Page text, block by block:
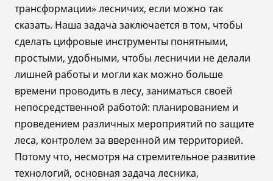
трансформации» лесничих, если можно так
сказать. Наша задача заключается в том, чтобы
сделать цифровые инструменты понятными,
простыми, удобными, чтобы лесничии не делали
лишней работы и могли как можно больше
времени проводить в лесу, заниматься своей
непосредственной работой: планированием и
проведением различных мероприятий по защите
леса, контролем за вверенной им территорией.
Потому что, несмотря на стремительное развитие
технологий, основная задача лесника,